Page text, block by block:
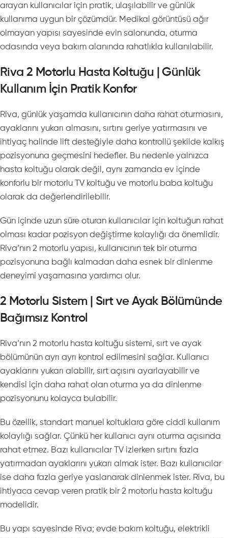
arayan kullanıcılar için pratik, ulaşılabilir ve günlük
kullanıma uygun bir çözümdür. Medikal görüntüsü ağır
olmayan yapısı sayesinde evin salonunda, oturma
odasında veya bakım alanında rahatlıkla kullanılabilir.
Riva 2 Motorlu Hasta Koltuğu | Günlük
Kullanım İçin Pratik Konfor
Riva, günlük yaşamda kullanıcının daha rahat oturmasını,
ayaklarını yukarı almasını, sırtını geriye yatırmasını ve
ihtiyaç halinde lift desteğiyle daha kontrollü şekilde kalkış
pozisyonuna geçmesini hedefler. Bu nedenle yalnızca
hasta koltuğu olarak değil, aynı zamanda ev içinde
konforlu bir motorlu TV koltuğu ve motorlu baba koltuğu
olarak da değerlendirilebilir.
Gün içinde uzun süre oturan kullanıcılar için koltuğun rahat
olması kadar pozisyon değiştirme kolaylığı da önemlidir.
Riva’nın 2 motorlu yapısı, kullanıcının tek bir oturma
pozisyonuna bağlı kalmadan daha esnek bir dinlenme
deneyimi yaşamasına yardımcı olur.
2 Motorlu Sistem | Sırt ve Ayak Bölümünde
Bağımsız Kontrol
Riva’nın 2 motorlu hasta koltuğu sistemi, sırt ve ayak
bölümünün ayrı ayrı kontrol edilmesini sağlar. Kullanıcı
ayaklarını yukarı alabilir, sırt açısını ayarlayabilir ve
kendisi için daha rahat olan oturma ya da dinlenme
pozisyonunu kolayca bulabilir.
Bu özellik, standart manuel koltuklara göre ciddi kullanım
kolaylığı sağlar. Çünkü her kullanıcı aynı oturma açısında
rahat etmez. Bazı kullanıcılar TV izlerken sırtını fazla
yatırmadan ayaklarını yukarı almak ister. Bazı kullanıcılar
ise daha fazla geriye yaslanarak dinlenmek ister. Riva, bu
ihtiyaca cevap veren pratik bir 2 motorlu hasta koltuğu
modelidir.
Bu yapı sayesinde Riva; evde bakım koltuğu, elektrikli